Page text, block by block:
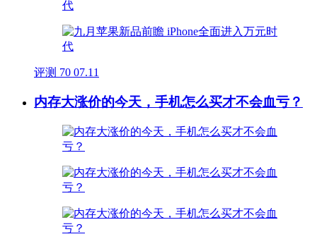
评测 70 07.11
内存大涨价的今天，手机怎么买才不会血亏？